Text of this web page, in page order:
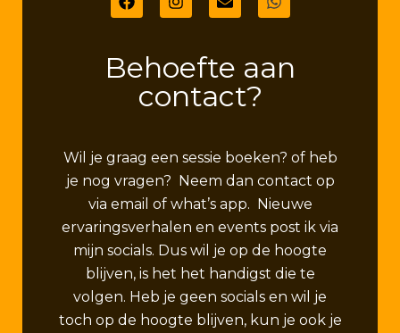
Behoefte aan
contact?
Wil je graag een sessie boeken? of heb
je nog vragen? Neem dan contact op
via email of what’s app. Nieuwe
ervaringsverhalen en events post ik via
mijn socials. Dus wil je op de hoogte
blijven, is het het handigst die te
volgen. Heb je geen socials en wil je
toch op de hoogte blijven, kun je ook je